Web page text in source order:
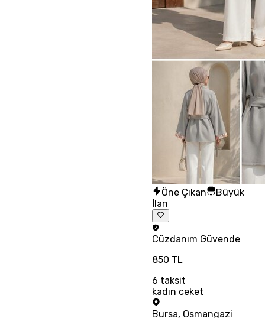
Öne Çıkan
Büyük
İlan
Cüzdanım Güvende
850 TL
6 taksit
kadın ceket
Bursa, Osmangazi